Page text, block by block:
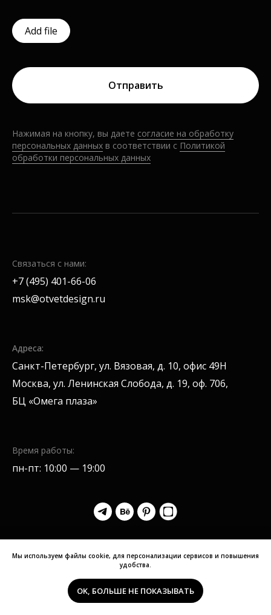
Мы используем файлы cookie, для персонализации сервисов и повышения
удобства.
OK, БОЛЬШЕ НЕ ПОКАЗЫВАТЬ
Add file
Отправить
Нажимая на кнопку, вы даете согласие на обработку
персональных данных в соответствии с Политикой
обработки персональных данных
Связаться с нами:
+7 (495) 401-66-06
msk@otvetdesign.ru
Адреса:
Санкт-Петербург, ул. Вязовая, д. 10, офис 49H
Москва, ул. Ленинская Слобода, д. 19, оф. 706,
БЦ «Омега плаза»
Время работы:
пн-пт: 10:00 — 19:00